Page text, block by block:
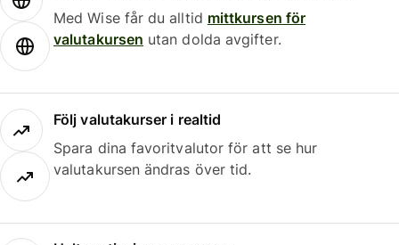
Med Wise får du alltid mittkursen för
valutakursen utan dolda avgifter.
Följ valutakurser i realtid
Spara dina favoritvalutor för att se hur
valutakursen ändras över tid.